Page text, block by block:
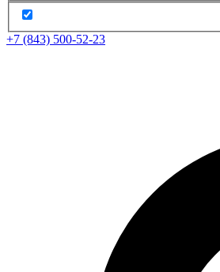
+7 (843) 500-52-23